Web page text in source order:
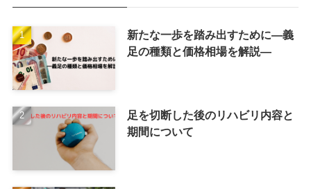
新たな一歩を踏み出すために―義
足の種類と価格相場を解説―
足を切断した後のリハビリ内容と
期間について